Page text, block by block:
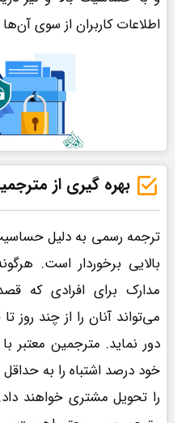
اطلاعات کاربران از سوی آن‌ها
بهره گیری از
ترجمه رسمی به دلیل
بالایی برخوردار است.
مدارک برای افرادی که
می‌تواند آنان را از چند روز
دور نماید. مترجمین معتبر
خود درصد اشتباه را به
را تحویل مشتری خواهند داد.